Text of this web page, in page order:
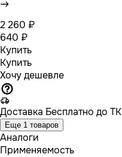
2 260 ₽
640 ₽
Купить
Купить
Хочу дешевле
Доставка Бесплатно до ТК
Еще 1 товаров
Аналоги
Применяемость